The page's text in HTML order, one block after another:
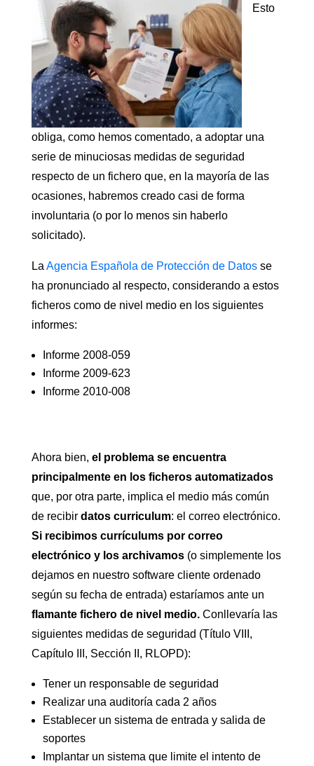
Esto
obliga, como hemos comentado, a adoptar una
serie de minuciosas medidas de seguridad
respecto de un fichero que, en la mayoría de las
ocasiones, habremos creado casi de forma
involuntaria (o por lo menos sin haberlo
solicitado).
La Agencia Española de Protección de Datosse
ha pronunciado al respecto, considerando a estos
ficheros como de nivel medio en los siguientes
informes:
Informe 2008-059
Informe 2009-623
Informe 2010-008
Ahora bien, el problema se encuentra
principalmente en los ficheros automatizados
que, por otra parte, implica el medio más común
de recibir datos curriculum: el correo electrónico.
Si recibimos currículums por correo
electrónico y los archivamos(o simplemente los
dejamos en nuestro software cliente ordenado
según su fecha de entrada) estaríamos ante un
flamante fichero de nivel medio.Conllevaría las
siguientes medidas de seguridad (Título VIII,
Capítulo III, Sección II, RLOPD):
Tener un responsable de seguridad
Realizar una auditoría cada 2 años
Establecer un sistema de entrada y salida de
soportes
Implantar un sistema que limite el intento de